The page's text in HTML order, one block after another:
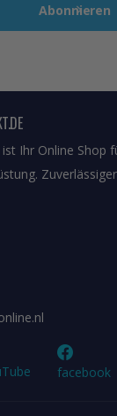
Abonnieren
Ihr Online Shop
facebook